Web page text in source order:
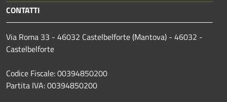
CONTATTI
Via Roma 33 - 46032 Castelbelforte (Mantova) - 46032 -
Castelbelforte
Codice Fiscale: 00394850200
Partita IVA: 00394850200